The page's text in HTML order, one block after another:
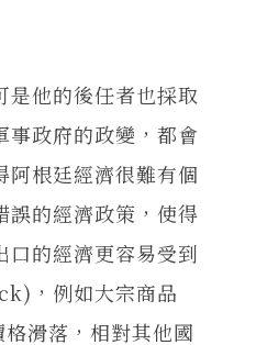
是他的後任者也採取
事政府的政變，都會
阿根廷經濟很難有個
誤的經濟政策，使得
口的經濟更容易受到
，例如大宗商品
滑落，相對其他國